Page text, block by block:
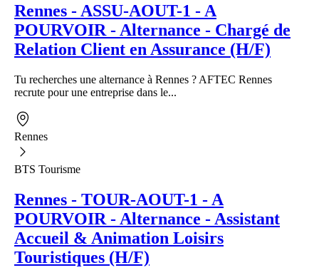
Rennes - ASSU-AOUT-1 - A
POURVOIR - Alternance - Chargé de
Relation Client en Assurance (H/F)
Tu recherches une alternance à Rennes ? AFTEC Rennes
recrute pour une entreprise dans le...
Rennes
BTS Tourisme
Rennes - TOUR-AOUT-1 - A
POURVOIR - Alternance - Assistant
Accueil & Animation Loisirs
Touristiques (H/F)